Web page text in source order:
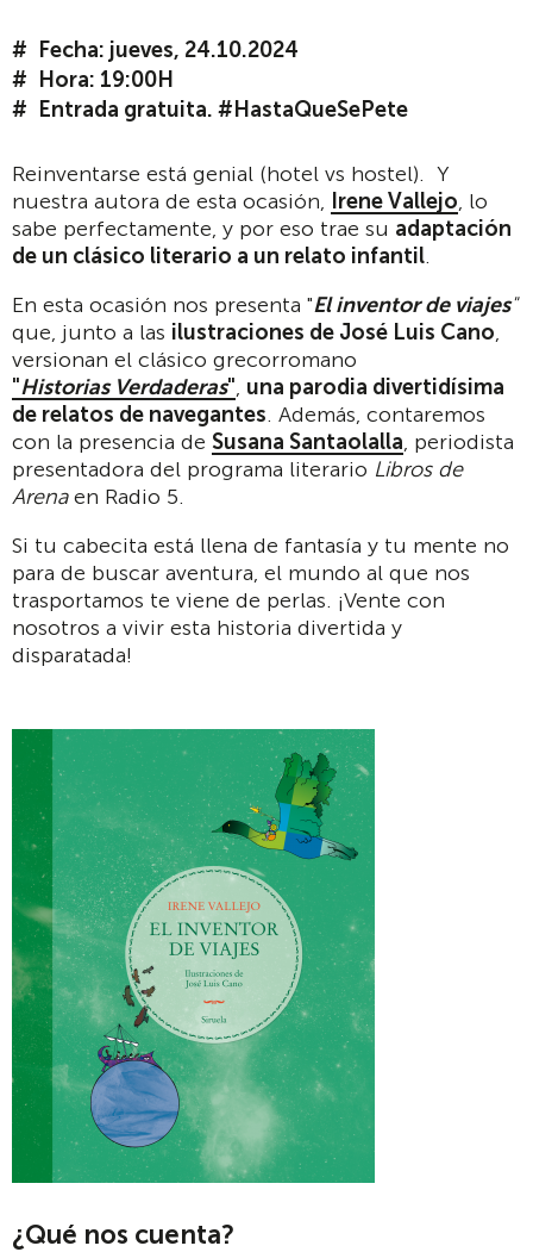
Fecha: jueves, 24.10.2024
Hora: 19:00H
Entrada gratuita. #HastaQueSePete
Reinventarse está genial (hotel vs hostel). Y
nuestra autora de esta ocasión, Irene Vallejo, lo
sabe perfectamente, y por eso trae su adaptación
de un clásico literario a un relato infantil.
En esta ocasión nos presenta "El inventor de viajes"
que, junto a las ilustraciones de José Luis Cano,
versionan el clásico grecorromano
"Historias Verdaderas", una parodia divertidísima
de relatos de navegantes. Además, contaremos
con la presencia de Susana Santaolalla, periodista
presentadora del programa literario Libros de
Arenaen Radio 5.
Si tu cabecita está llena de fantasía y tu mente no
para de buscar aventura, el mundo al que nos
trasportamos te viene de perlas. ¡Vente con
nosotros a vivir esta historia divertida y
disparatada!
¿Qué nos cuenta?